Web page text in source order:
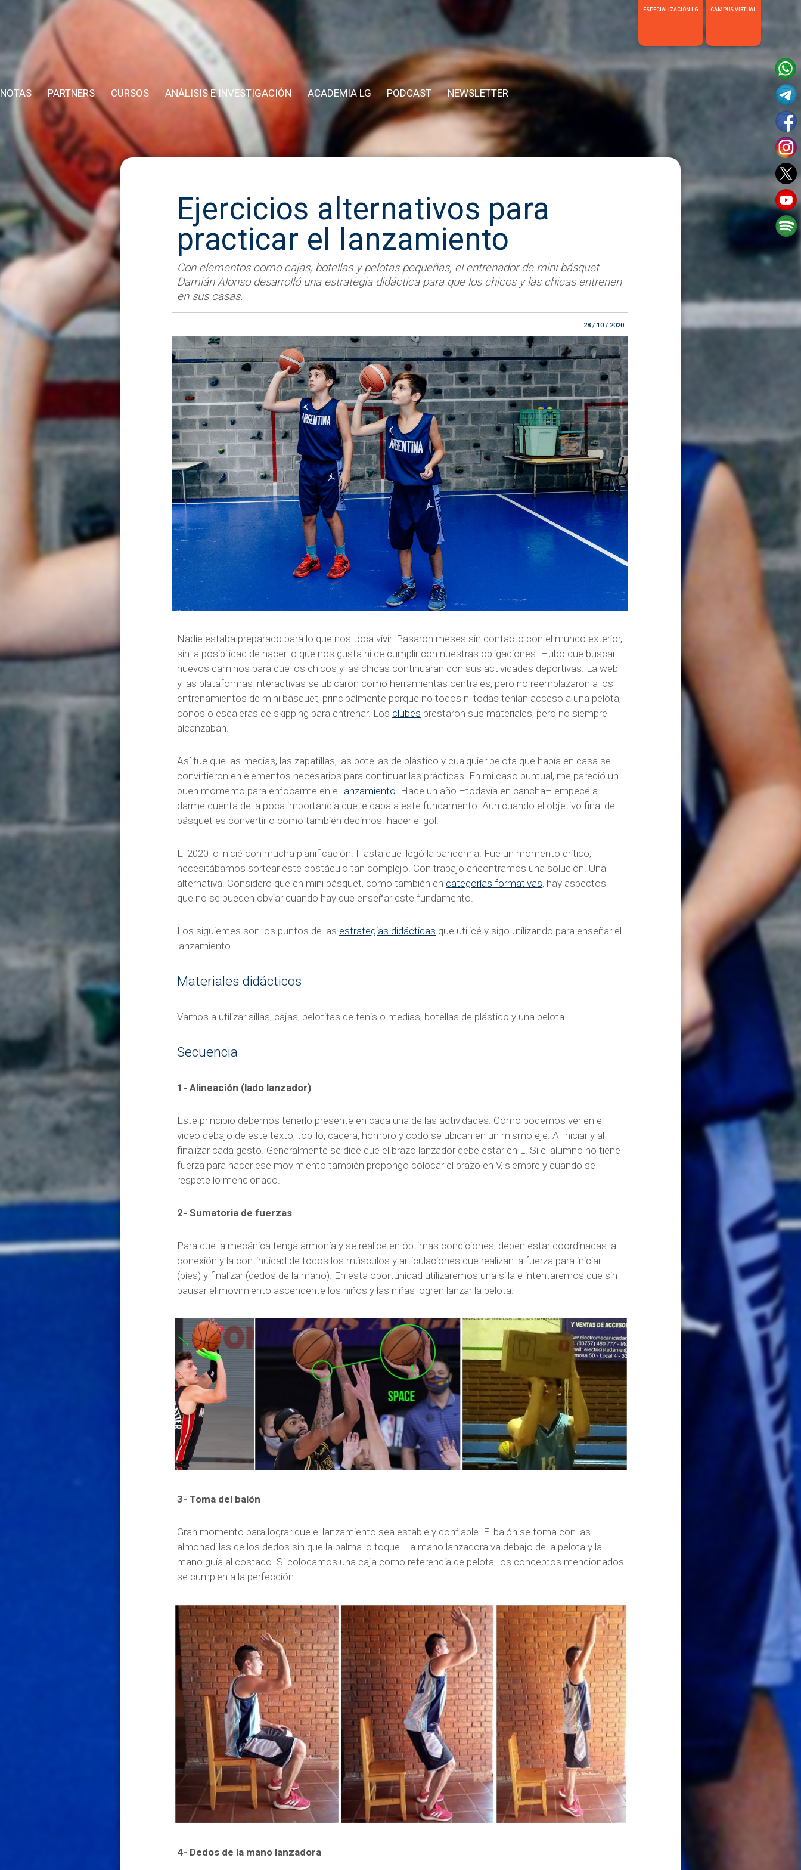
ESPECIALIZACIÓN LG CAMPUS VIRTUAL
NOTAS PARTNERS CURSOS ANÁLISIS E INVESTIGACIÓN ACADEMIA LG PODCAST NEWSLETTER
Ejercicios alternativos para
practicar el lanzamiento
Con elementos como cajas, botellas y pelotas pequeñas, el entrenador de mini básquet
Damián Alonso desarrolló una estrategia didáctica para que los chicos y las chicas entrenen
en sus casas.
28 / 10 / 2020
Nadie estaba preparado para lo que nos toca vivir. Pasaron meses sin contacto con el mundo exterior,
sin la posibilidad de hacer lo que nos gusta ni de cumplir con nuestras obligaciones. Hubo que buscar
nuevos caminos para que los chicos y las chicas continuaran con sus actividades deportivas. La web
y las plataformas interactivas se ubicaron como herramientas centrales, pero no reemplazaron a los
entrenamientos de mini básquet, principalmente porque no todos ni todas tenían acceso a una pelota,
conos o escaleras de skipping para entrenar. Los clubes prestaron sus materiales, pero no siempre
alcanzaban.
Así fue que las medias, las zapatillas, las botellas de plástico y cualquier pelota que había en casa se
convirtieron en elementos necesarios para continuar las prácticas. En mi caso puntual, me pareció un
buen momento para enfocarme en el lanzamiento. Hace un año –todavía en cancha– empecé a
darme cuenta de la poca importancia que le daba a este fundamento. Aun cuando el objetivo final del
básquet es convertir o como también decimos: hacer el gol.
El 2020 lo inicié con mucha planificación. Hasta que llegó la pandemia. Fue un momento crítico,
necesitábamos sortear este obstáculo tan complejo. Con trabajo encontramos una solución. Una
alternativa. Considero que en mini básquet, como también en categorías formativas, hay aspectos
que no se pueden obviar cuando hay que enseñar este fundamento.
Los siguientes son los puntos de las estrategias didácticas que utilicé y sigo utilizando para enseñar el
lanzamiento.
Materiales didácticos
Vamos a utilizar sillas, cajas, pelotitas de tenis o medias, botellas de plástico y una pelota.
Secuencia
1- Alineación (lado lanzador)
Este principio debemos tenerlo presente en cada una de las actividades. Como podemos ver en el
video debajo de este texto, tobillo, cadera, hombro y codo se ubican en un mismo eje. Al iniciar y al
finalizar cada gesto. Generalmente se dice que el brazo lanzador debe estar en L. Si el alumno no tiene
fuerza para hacer ese movimiento también propongo colocar el brazo en V, siempre y cuando se
respete lo mencionado.
2- Sumatoria de fuerzas
Para que la mecánica tenga armonía y se realice en óptimas condiciones, deben estar coordinadas la
conexión y la continuidad de todos los músculos y articulaciones que realizan la fuerza para iniciar
(pies) y finalizar (dedos de la mano). En esta oportunidad utilizaremos una silla e intentaremos que sin
pausar el movimiento ascendente los niños y las niñas logren lanzar la pelota.
3- Toma del balón
Gran momento para lograr que el lanzamiento sea estable y confiable. El balón se toma con las
almohadillas de los dedos sin que la palma lo toque. La mano lanzadora va debajo de la pelota y la
mano guía al costado. Si colocamos una caja como referencia de pelota, los conceptos mencionados
se cumplen a la perfección.
4- Dedos de la mano lanzadora